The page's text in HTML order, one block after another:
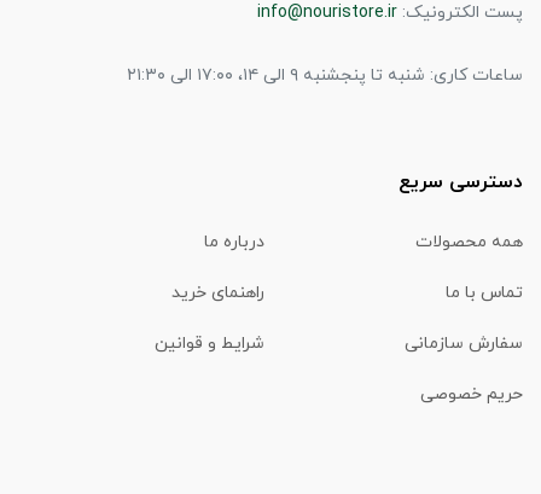
پست الکترونیک: info@nouristore.ir
ساعات کاری: شنبه تا پنجشنبه ۹ الی ۱۴، ۱۷:۰۰ الی ۲۱:۳۰
دسترسی سریع
همه محصولات درباره ما
تماس با ما راهنمای خرید
سفارش سازمانی شرایط و قوانین
حریم خصوصی